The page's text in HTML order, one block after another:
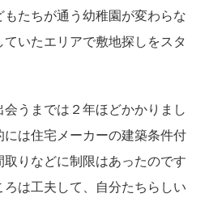
たちが通う幼稚園が変わらな
いたエリアで敷地探しをスタ
会うまでは２年ほどかかりまし
は住宅メーカーの建築条件付
りなどに制限はあったのです
は工夫して、自分たちらしい